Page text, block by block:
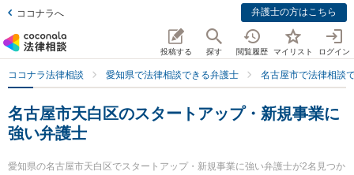
ココナラへ 弁護士の方はこちら
投稿する 探す 閲覧履歴 マイリスト ログイン
ココナラ法律相談 愛知県で法律相談できる弁護士 名古屋市で法律相談
名古屋市天白区のスタートアップ・新規事業に
強い弁護士
愛知県の名古屋市天白区でスタートアップ・新規事業に強い弁護士が2名見つか